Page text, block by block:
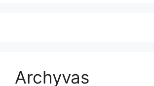
Archyvas